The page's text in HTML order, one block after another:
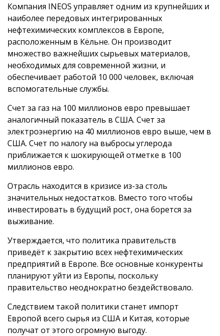
Компания INEOS управляет одним из крупнейших и
наиболее передовых интегрированных
нефтехимических комплексов в Европе,
расположенным в Кёльне. Он производит
множество важнейших сырьевых материалов,
необходимых для современной жизни, и
обеспечивает работой 10 000 человек, включая
вспомогательные службы.
Счет за газ на 100 миллионов евро превышает
аналогичный показатель в США. Счет за
электроэнергию на 40 миллионов евро выше, чем в
США. Счет по налогу на выбросы углерода
приближается к шокирующей отметке в 100
миллионов евро.
Отрасль находится в кризисе из-за столь
значительных недостатков. Вместо того чтобы
инвестировать в будущий рост, она борется за
выживание.
Утверждается, что политика правительств
приведёт к закрытию всех нефтехимических
предприятий в Европе. Все основные конкуренты
планируют уйти из Европы, поскольку
правительство неоднократно бездействовало.
Следствием такой политики станет импорт
Европой всего сырья из США и Китая, которые
получат от этого огромную выгоду.